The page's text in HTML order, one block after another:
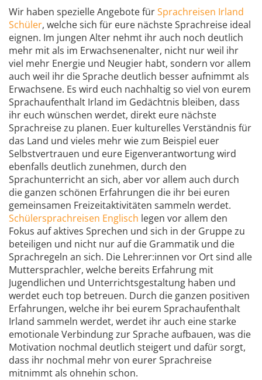
Wir haben spezielle Angebote fürSprachreisen Irland
Schüler, welche sich für eure nächste Sprachreise ideal
eignen. Im jungen Alter nehmt ihr auch noch deutlich
mehr mit als im Erwachsenenalter, nicht nur weil ihr
viel mehr Energie und Neugier habt, sondern vor allem
auch weil ihr die Sprache deutlich besser aufnimmt als
Erwachsene. Es wird euch nachhaltig so viel von eurem
Sprachaufenthalt Irland im Gedächtnis bleiben, dass
ihr euch wünschen werdet, direkt eure nächste
Sprachreise zu planen. Euer kulturelles Verständnis für
das Land und vieles mehr wie zum Beispiel euer
Selbstvertrauen und eure Eigenverantwortung wird
ebenfalls deutlich zunehmen, durch den
Sprachunterricht an sich, aber vor allem auch durch
die ganzen schönen Erfahrungen die ihr bei euren
gemeinsamen Freizeitaktivitäten sammeln werdet.
Schülersprachreisen Englisch legen vor allem den
Fokus auf aktives Sprechen und sich in der Gruppe zu
beteiligen und nicht nur auf die Grammatik und die
Sprachregeln an sich. Die Lehrer:innen vor Ort sind alle
Muttersprachler, welche bereits Erfahrung mit
Jugendlichen und Unterrichtsgestaltung haben und
werdet euch top betreuen. Durch die ganzen positiven
Erfahrungen, welche ihr bei eurem Sprachaufenthalt
Irland sammeln werdet, werdet ihr auch eine starke
emotionale Verbindung zur Sprache aufbauen, was die
Motivation nochmal deutlich steigert und dafür sorgt,
dass ihr nochmal mehr von eurer Sprachreise
mitnimmt als ohnehin schon.